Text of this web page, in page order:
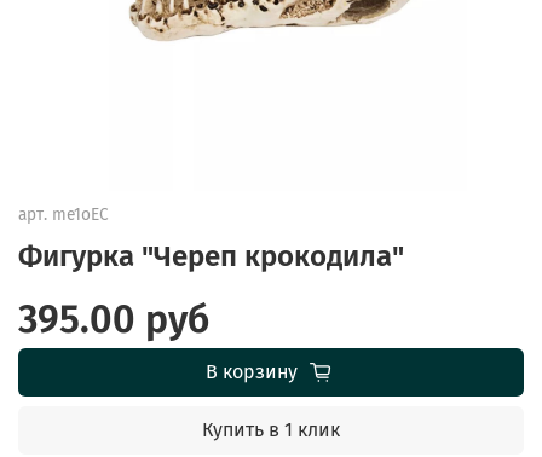
арт. me1oEC
Фигурка "Череп крокодила"
395.00 руб
В корзину
Купить в 1 клик